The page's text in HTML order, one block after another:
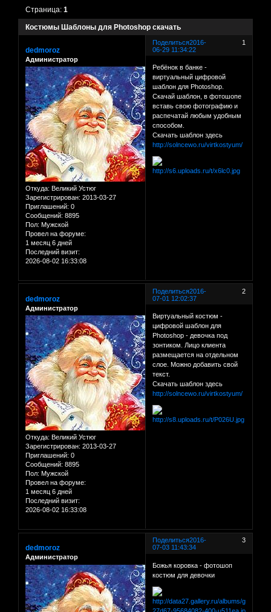
Костюмы Шаблоны для Photoshop скачать
Страница:1
Поделиться 1
2016-
06-29 11:34:22
dedmoroz
Администратор
Откуда: Великий Устюг
Зарегистрирован: 2013-03-27
Приглашений: 0
Сообщений: 8895
Пол: Мужской
Провел на форуме:
1 месяц 6 дней
Последний визит:
2026-08-02 16:33:08
Ребёнок в банке -
виртуальный цифровой
шаблон для Photoshop.
Скачай шаблон, в фотошопе
вставь свою фотографию и
распечатай любым удобным
способом.
Скачать шаблон здесь
http://solncewo.ru/virtkostyum/
Поделиться 2
2016-
07-01 12:02:37
dedmoroz
Администратор
Откуда: Великий Устюг
Зарегистрирован: 2013-03-27
Приглашений: 0
Сообщений: 8895
Пол: Мужской
Провел на форуме:
1 месяц 6 дней
Последний визит:
2026-08-02 16:33:08
Виртуальный костюм -
цифровой шаблон для
Photoshop - девочка под
зонтиком. Лицо клиента
размещается на отдельном
слое. Можно добавить свой
текст.
Скачать шаблон здесь
http://solncewo.ru/virtkostyum/
Поделиться 3
2016-
07-03 11:43:34
dedmoroz
Администратор
Божья коровка - фотошоп
костюм для девочки